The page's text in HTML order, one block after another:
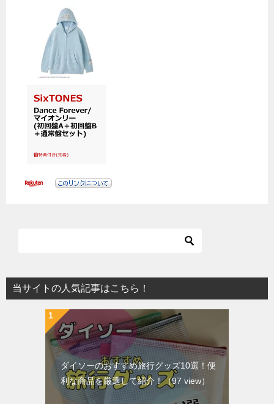
当サイトの人気記事はこちら！
ダイソーのおすすめ旅行グッズ10選！便
利な商品を厳選して紹介！（97 view）